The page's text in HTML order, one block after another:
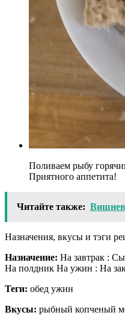
Поливаем рыбу
Приятного аппетита!
Читайте также:
Назначения, вкусы и тэги
Назначение: На завтрак :
На полдник На ужин : На
Теги: обед ужин
Вкусы: рыбный копченый